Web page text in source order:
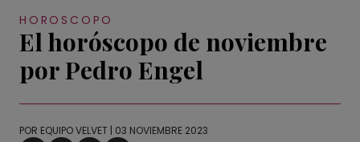
HOROSCOPO
El horóscopo de noviembre
por Pedro Engel
POR EQUIPO VELVET | 03 NOVIEMBRE 2023